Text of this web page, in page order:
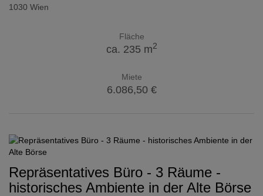
1030 Wien
Fläche
ca. 235 m2
Miete
6.086,50 €
Repräsentatives Büro - 3 Räume -
historisches Ambiente in der Alte Börse